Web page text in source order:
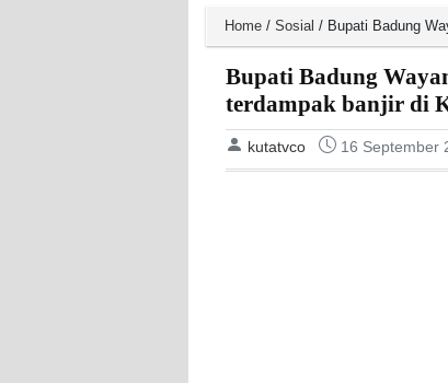
Home / Sosial / Bupati Badung
Bupati Badung
terdampak banjir di
kutatvco 16 September